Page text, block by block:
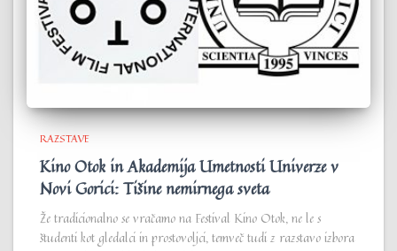
RAZSTAVE
Kino Otok in Akademija Umetnosti Univerze v
Novi Gorici: Tišine nemirnega sveta
Že tradicionalno se vračamo na Festival Kino Otok, ne le s
študenti kot gledalci in prostovoljci, temveč tudi z razstavo izbora